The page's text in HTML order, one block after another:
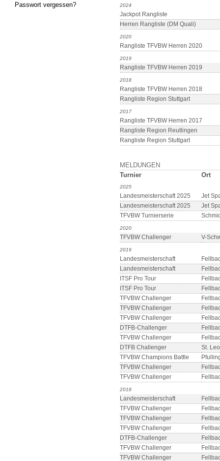
Passwort vergessen?
2024
Jackpot Rangliste
Herren Rangliste (DM Quali)
2020
Rangliste TFVBW Herren 2020
2019
Rangliste TFVBW Herren 2019
2018
Rangliste TFVBW Herren 2018
Rangliste Region Stuttgart
2017
Rangliste TFVBW Herren 2017
Rangliste Region Reutlingen
Rangliste Region Stuttgart
MELDUNGEN
Turnier
Ort
2025
Landesmeisterschaft 2025
Jet
Landesmeisterschaft 2025
Jet
TFVBW Turnierserie
2020
TFVBW Challenger V-
2019
Landesmeisterschaft
Landesmeisterschaft
ITSF Pro Tour
ITSF Pro Tour
TFVBW Challenger
TFVBW Challenger
TFVBW Challenger
DTFB-Challenger
TFVBW Challenger
DTFB Challenger
St.
TFVBW Champions Battle
TFVBW Challenger
TFVBW Challenger
2018
Landesmeisterschaft
TFVBW Challenger
TFVBW Challenger
TFVBW Challenger
DTFB-Challenger
TFVBW Challenger
TFVBW Challenger